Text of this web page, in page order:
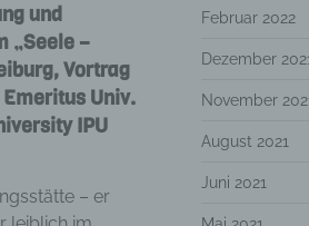
und
„Seele –
Vortrag
Univ.
IPU
– er
Februar 2022
Dezember
November
August 2021
Juni 2021